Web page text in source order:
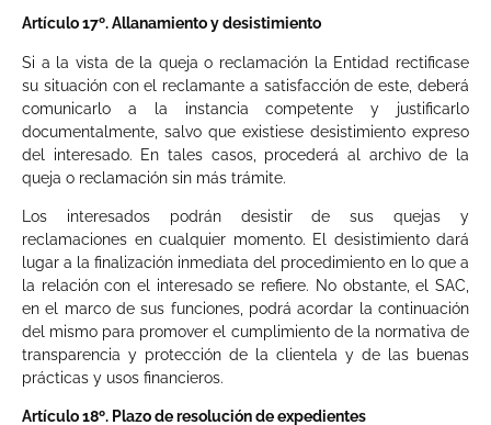
Artículo 17º. Allanamiento y desistimiento
Si a la vista de la queja o reclamación la Entidad rectificase
su situación con el reclamante a satisfacción de este, deberá
comunicarlo a la instancia competente y justificarlo
documentalmente, salvo que existiese desistimiento expreso
del interesado. En tales casos, procederá al archivo de la
queja o reclamación sin más trámite.
Los interesados podrán desistir de sus quejas y
reclamaciones en cualquier momento. El desistimiento dará
lugar a la finalización inmediata del procedimiento en lo que a
la relación con el interesado se refiere. No obstante, el SAC,
en el marco de sus funciones, podrá acordar la continuación
del mismo para promover el cumplimiento de la normativa de
transparencia y protección de la clientela y de las buenas
prácticas y usos financieros.
Artículo 18º. Plazo de resolución de expedientes